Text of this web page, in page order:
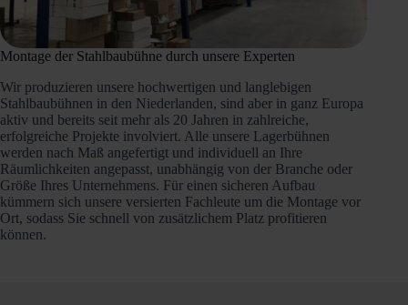
Montage der Stahlbaubühne durch unsere Experten
Wir produzieren unsere hochwertigen und langlebigen
Stahlbaubühnen in den Niederlanden, sind aber in ganz Europa
aktiv und bereits seit mehr als 20 Jahren in zahlreiche,
erfolgreiche Projekte involviert. Alle unsere Lagerbühnen
werden nach Maß angefertigt und individuell an Ihre
Räumlichkeiten angepasst, unabhängig von der Branche oder
Größe Ihres Unternehmens. Für einen sicheren Aufbau
kümmern sich unsere versierten Fachleute um die Montage vor
Ort, sodass Sie schnell von zusätzlichem Platz profitieren
können.